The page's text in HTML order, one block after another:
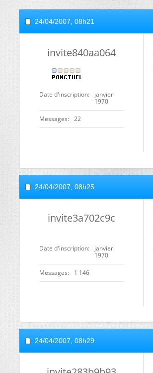
24/04/2007, 08h21
invite840aa064
Date d'inscription
janvier
1970
Messages 22
24/04/2007, 08h25
invite3a702c9c
Date d'inscription
janvier
1970
Messages 1 146
24/04/2007, 08h29